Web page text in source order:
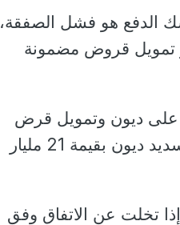
الدفع هو فشل الصفقة،
تمويل قروض مضمونة
على ديون وتمويل قرض
مضمون بأسهم، وذلك بقيمة 25.5 مليار دولار، وتعهد بتسديد ديون بقيمة 21 مليار
تخلت عن الاتفاق وفق